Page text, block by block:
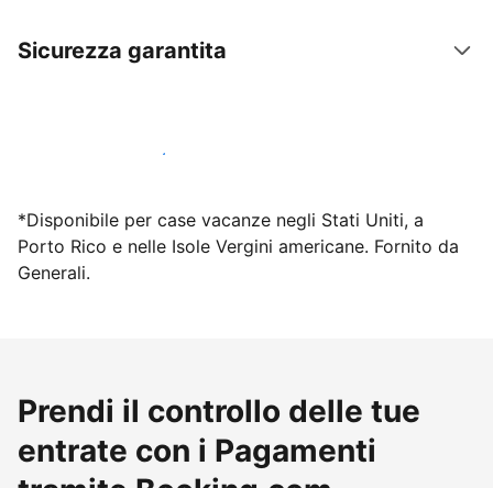
Sicurezza garantita
Inizia subito a lavorare con noi
*Disponibile per case vacanze negli Stati Uniti, a
Porto Rico e nelle Isole Vergini americane. Fornito da
Generali.
Prendi il controllo delle tue
entrate con i Pagamenti